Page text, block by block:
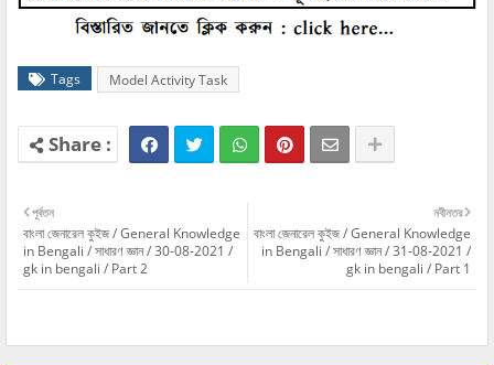
Tags Model Activity Task
নবীনতর
বাংলা জেনারেল কুইজ / General Knowledge
in Bengali / সাধারণ জ্ঞান / 31-08-2021 /
gk in bengali / Part 1
পূর্বতন
বাংলা জেনারেল কুইজ / General Knowledge
in Bengali / সাধারণ জ্ঞান / 30-08-2021 /
gk in bengali / Part 2